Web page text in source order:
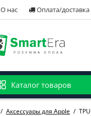
О нас Оплата/доставка
Каталог товаров
Аксессуары для Apple